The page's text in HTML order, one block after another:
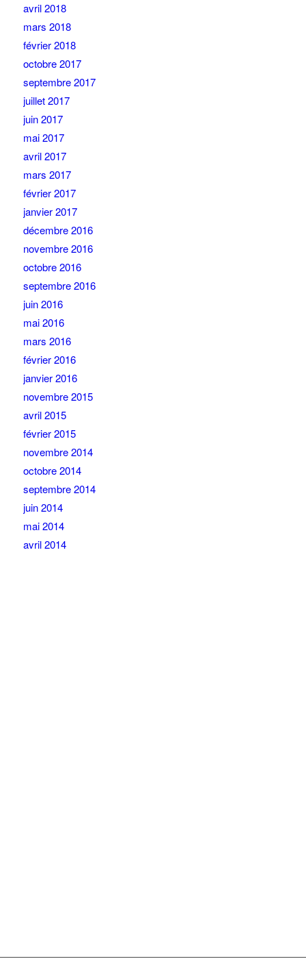
avril 2018
mars 2018
février 2018
octobre 2017
septembre 2017
juillet 2017
juin 2017
mai 2017
avril 2017
mars 2017
février 2017
janvier 2017
décembre 2016
novembre 2016
octobre 2016
septembre 2016
juin 2016
mai 2016
mars 2016
février 2016
janvier 2016
novembre 2015
avril 2015
février 2015
novembre 2014
octobre 2014
septembre 2014
juin 2014
mai 2014
avril 2014